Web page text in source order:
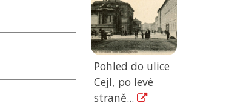
Pohled do ulice
Cejl, po levé
straně...